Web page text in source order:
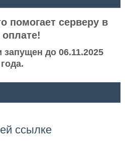
помогает серверу в
оплате!
до 06.11.2025
года.
ссылке